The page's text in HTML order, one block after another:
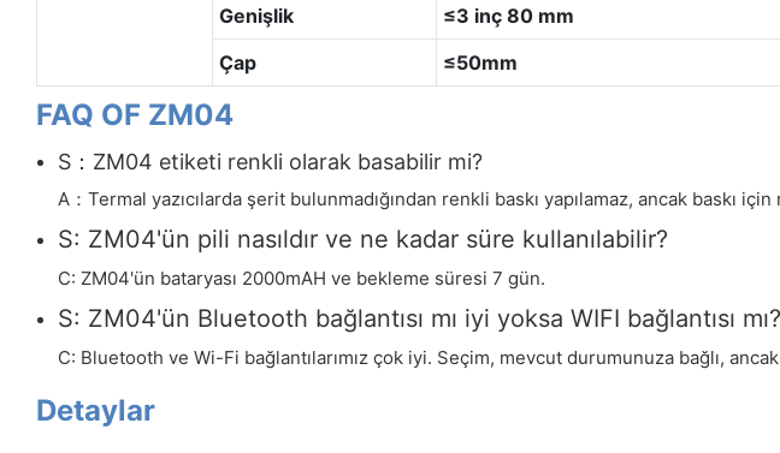
Genişlik
≤3 inç 80 mm
Çap
≤50mm
FAQ OF ZM04
S：ZM04 etiketi renkli olarak basabilir mi?
A：Termal yazıcılarda şerit bulunmadığından renkli baskı yapılamaz, ancak baskı
S: ZM04'ün pili nasıldır ve ne kadar süre kullanılabilir?
C: ZM04'ün bataryası 2000mAH ve bekleme süresi 7 gün.
S: ZM04'ün Bluetooth bağlantısı mı iyi yoksa WIFI bağlantısı mı?
C: Bluetooth ve Wi-Fi bağlantılarımız çok iyi. Seçim, mevcut durumunuza bağlı,
Detaylar